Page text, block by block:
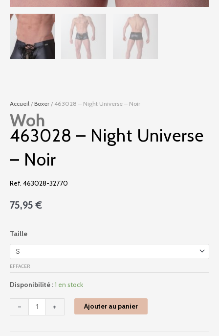
Accueil / Boxer / 463028 – Night Universe – Noir
Woh
463028 – Night Universe
– Noir
Ref. 463028-32770
75,95€
Taille
EFFACER
Disponibilité :1 en stock
-
de
463028
-
Night
Universe
+ Ajouter au panier